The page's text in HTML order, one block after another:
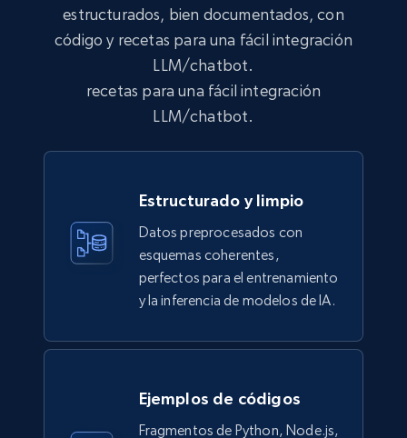
Lazada - Products
URL, Title, Rating, Reviews, Initial price, Final
price, Currency, Stock, and more.
991+ 165+
URL, Domain, Marketplace pn, Sku, Other pn,
eCommerce
estructurados, bien documentados, con
código y recetas para una fácil integración
LLM/chatbot.
recetas para una fácil integración
LLM/chatbot.
Estructurado y limpio
Datos preprocesados con
esquemas coherentes,
perfectos para el entrenamiento
y la inferencia de modelos de IA.
Ejemplos de códigos
Fragmentos de Python, Node.js,